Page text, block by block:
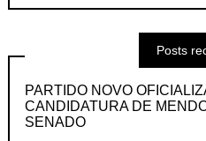
Posts
PARTIDO NOVO
CANDIDATURA DE
SENADO